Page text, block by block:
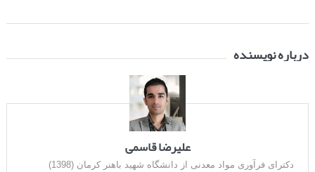
درباره نویسنده
علیرضا قاسمی
دکترای فرآوری مواد معدنی از دانشگاه شهید باهنر کرمان (1398)